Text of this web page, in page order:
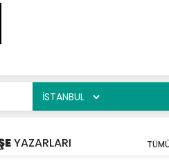
YAZARLARI TÜMÜ